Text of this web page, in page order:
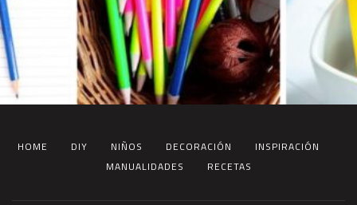
HOME DIY NIÑOS DECORACIÓN
INSPIRACIÓN
MANUALIDADES
RECETAS